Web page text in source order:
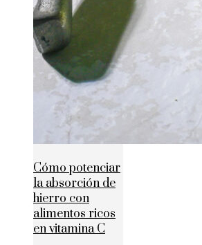
Cómo potenciar
la absorción de
hierro con
alimentos ricos
en vitamina C